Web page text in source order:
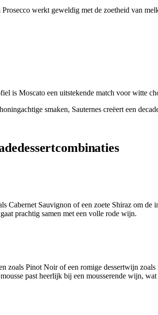
werkt geweldig met de zoetheid van
is Moscato een uitstekende match voor witte
smaken, Sauternes creëert een
Cabernet Sauvignon of een zoete Shiraz om de
prachtig samen met een volle rode wijn.
zoals Pinot Noir of een romige dessertwijn zoals
past heerlijk bij een mousserende wijn,